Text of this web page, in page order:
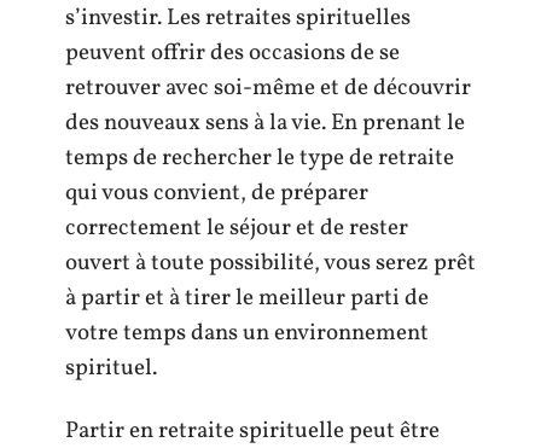
s’investir. Les retraites spirituelles
peuvent offrir des occasions de se
retrouver avec soi-même et de découvrir
des nouveaux sens à la vie. En prenant le
temps de rechercher le type de retraite
qui vous convient, de préparer
correctement le séjour et de rester
ouvert à toute possibilité, vous serez prêt
à partir et à tirer le meilleur parti de
votre temps dans un environnement
spirituel.
Partir en retraite spirituelle peut être